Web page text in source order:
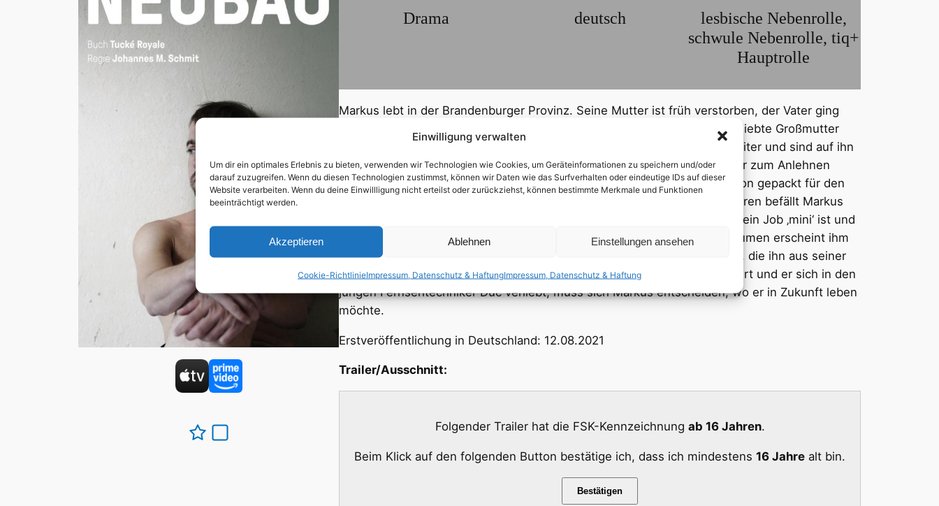
Einwilligung verwalten
Um dir ein optimales Erlebnis zu bieten, verwenden wir Technologien wie Cookies, um Geräteinformationen zu speichern und/oder
darauf zuzugreifen. Wenn du diesen Technologien zustimmst, können wir Daten wie das Surfverhalten oder eindeutige IDs auf dieser
Website verarbeiten. Wenn du deine Einwillligung nicht erteilst oder zurückziehst, können bestimmte Merkmale und Funktionen
beeinträchtigt werden.
Akzeptieren Ablehnen Einstellungen ansehen
Cookie-RichtlinieImpressum, Datenschutz & HaftungImpressum, Datenschutz & Haftung
Drama deutsch lesbische Nebenrolle,
schwule Nebenrolle, tiq+
Hauptrolle
Markus lebt in der Brandenburger Provinz. Seine Mutter ist früh verstorben, der Vater ging
schon vor seiner Geburt in den Westen. Als Familie bleiben ihm seine geliebte Großmutter
Alma und deren Partnerin Sabine. Die beiden wohnen ein paar Dörfer weiter und sind auf ihn
angewiesen: Alma, weil sie dement ist, und Sabine, weil sie eine Schulter zum Anlehnen
braucht. Doch eigentlich sind die Kisten in Markus‘ Neubauwohnung schon gepackt für den
erhofften Umzug nach Berlin. Auf den Feldern, beim Joggen und Autofahren befällt Markus
immer wieder die Sehnsucht nach einem Leben fernab der Provinz, wo sein Job ‚mini‘ ist und
er sich die Zeit mit einem gelegentlichen Grindr-Date vertreibt. In Tagträumen erscheint ihm
eine Schar schillernder Dämonen als Vorboten einer urbanen Wahlfamilie, die ihn aus seiner
Einsamkeit befreit. Als sich Almas gesundheitlicher Zustand verschlechtert und er sich in den
jungen Fernsehtechniker Duc verliebt, muss sich Markus entscheiden, wo er in Zukunft leben
möchte.
Erstveröffentlichung in Deutschland: 12.08.2021
Trailer/Ausschnitt:
Folgender Trailer hat die FSK-Kennzeichnung ab 16 Jahren.
Beim Klick auf den folgenden Button bestätige ich, dass ich mindestens16 Jahre alt bin.
Bestätigen